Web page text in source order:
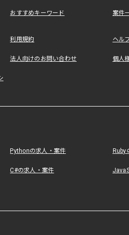
おすすめキーワード 案件
利用規約 ヘル
法人向けのお問い合わせ 個人
Pythonの求人・案件 Ruby
C#の求人・案件